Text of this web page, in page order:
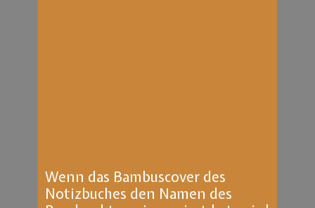
Wenn das Bambuscover des
Notizbuches den Namen des